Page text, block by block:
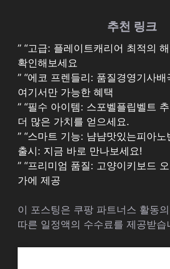
추천 링크
” “고급: 플레이트캐리어 최적의
확인해보세요
” “에코 프렌들리: 품질경영기사
여기서만 가능한 혜택
” “필수 아이템: 스포벨플립벨트
더 많은 가치를 얻으세요.
” “스마트 기능: 냠냠맛있는피아
출시: 지금 바로 만나보세요!
” “프리미엄 품질: 고양이키보드
가에 제공
이 포스팅은 쿠팡 파트너스 활동
따른 일정액의 수수료를 제공받습